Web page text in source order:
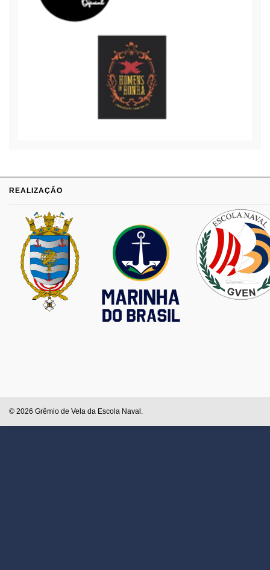
REALIZAÇÃO
© 2026 Grêmio de Vela da Escola Naval.